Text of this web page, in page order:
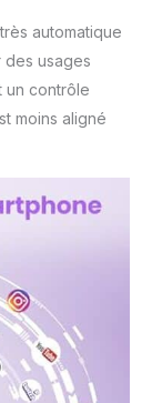
automatique
des usages
un contrôle
moins aligné